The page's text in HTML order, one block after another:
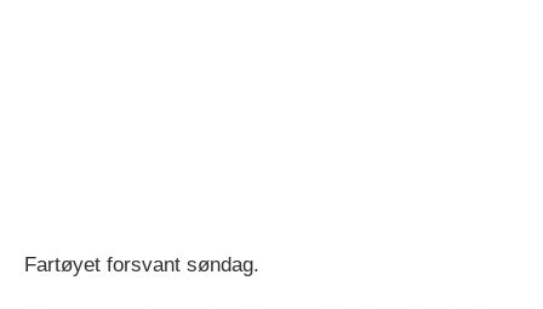
Fartøyet forsvant søndag.